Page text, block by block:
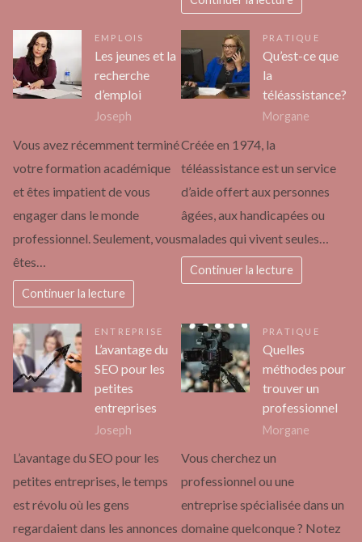
EMPLOIS
Les jeunes et la
recherche
d’emploi
Joseph
Vous avez récemment terminé
votre formation académique
et êtes impatient de vous
engager dans le monde
professionnel. Seulement, vous
êtes…
Continuer la lecture
PRATIQUE
Qu’est-ce que
la
téléassistance?
Morgane
Créée en 1974, la
téléassistance est un service
d’aide offert aux personnes
âgées, aux handicapées ou
malades qui vivent seules…
Continuer la lecture
ENTREPRISE
L’avantage du
SEO pour les
petites
entreprises
Joseph
L’avantage du SEO pour les
petites entreprises, le temps
est révolu où les gens
regardaient dans les annonces
PRATIQUE
Quelles
méthodes pour
trouver un
professionnel
Morgane
Vous cherchez un
professionnel ou une
entreprise spécialisée dans un
domaine quelconque ? Notez